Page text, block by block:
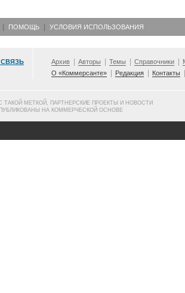
ПОМОЩЬ УСЛОВИЯ ИСПОЛЬЗОВАНИЯ
Архив Авторы Темы Справочники
О «Коммерсанте»
Редакция Контакты
ТАКОЙ МЕТКОЙ, ПАРТНЕРСКИЕ ПРОЕКТЫ И НОВОСТИ
НА КОММЕРЧЕСКОЙ ОСНОВЕ